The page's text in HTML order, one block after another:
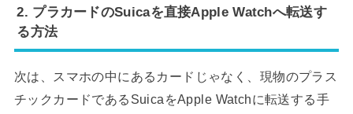
2. プラカードのSuicaを直接Apple Watchへ転送す
る方法
次は、スマホの中にあるカードじゃなく、現物のプラス
チックカードであるSuicaをApple Watchに転送する手